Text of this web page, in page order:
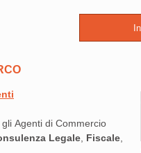
Agenti di Commercio
Legale Fiscale